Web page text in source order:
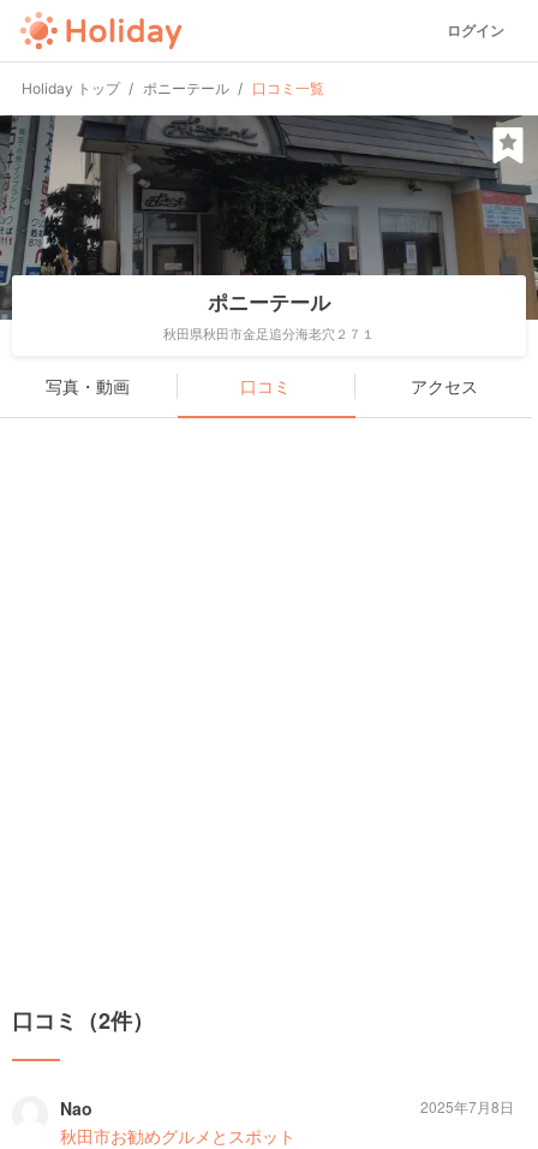
ログイン
Holiday トップ ポニーテール 口コミ一覧
ポニーテール
秋田県秋田市金足追分海老穴２７１
写真・動画 口コミ アクセス
口コミ（2件）
Nao
秋田市お勧めグルメとスポット
2025年7月8日